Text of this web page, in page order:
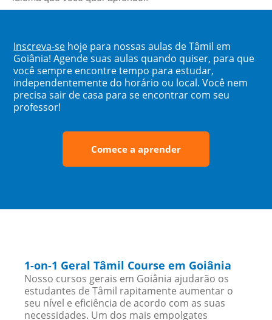
Inscreva-se hoje para nossas aulas de Tâmil em
Goiânia! Agende suas aulas quando quiser, para que
você sempre encontre tempo para estudar,
independentemente do horário ou local. Você nem
precisa sair de casa para se encontrar com seu
professor!
Comece a aprender
1-on-1 Geral Tâmil Course em Goiânia
Nosso cursos gerais em Goiânia ajudarão os
estudantes de Tâmil rapitamente aumentar o
seu nível e eficiência de acordo com as suas
necessidades. Um dos mais empolgates